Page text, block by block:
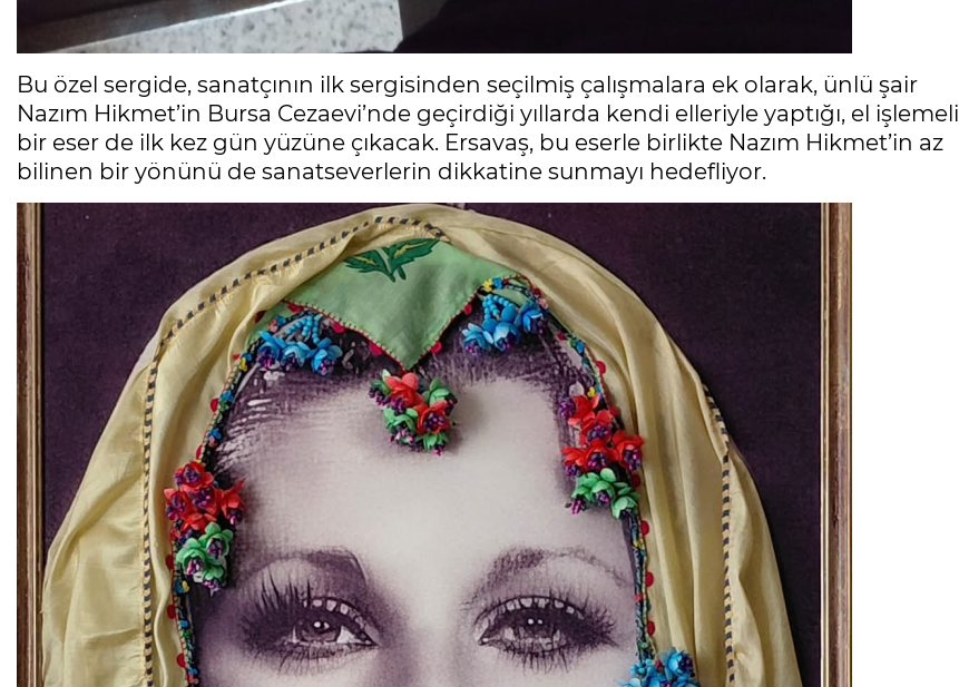
Bu özel sergide, sanatçının ilk sergisinden seçilmiş çalışmalara ek olarak, ünlü şair
Nazım Hikmet’in Bursa Cezaevi’nde geçirdiği yıllarda kendi elleriyle yaptığı, el işlemeli
bir eser de ilk kez gün yüzüne çıkacak. Ersavaş, bu eserle birlikte Nazım Hikmet’in az
bilinen bir yönünü de sanatseverlerin dikkatine sunmayı hedefliyor.